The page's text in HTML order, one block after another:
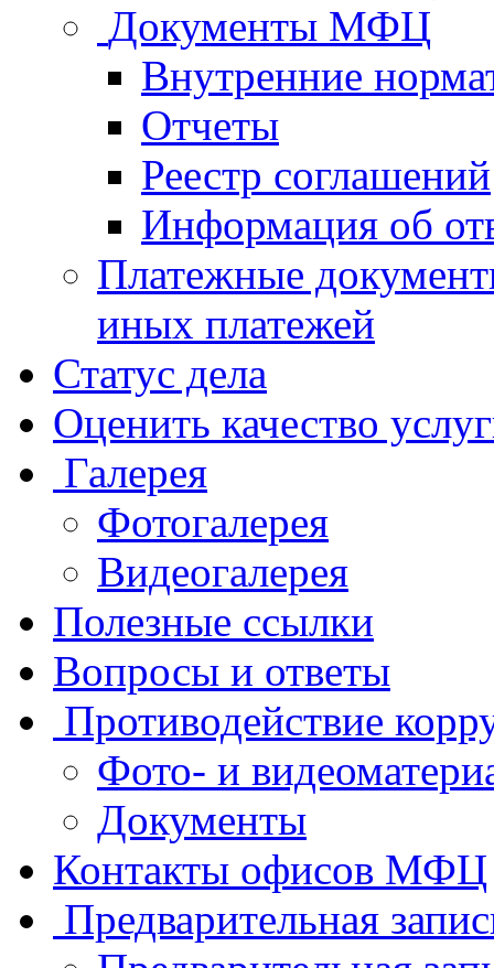
Документы МФЦ
Внутренние
Отчеты
Реестр соглашений
Информация об
Платежные
иных платежей
Статус дела
Оценить качество
Галерея
Фотогалерея
Видеогалерея
Полезные ссылки
Вопросы и ответы
Противодействие
Фото- и
Документы
Контакты офисов МФЦ
Предварительная